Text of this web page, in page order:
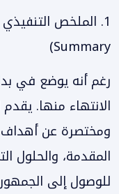
Summary)
رغم أنه يوضع في
الانتهاء منها.
ومختصرة عن أهداف
المقدمة، والحلول
للوصول إلى